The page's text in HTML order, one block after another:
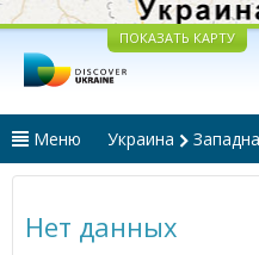
ПОКАЗАТЬ КАРТУ
Меню Украина
Нет данных